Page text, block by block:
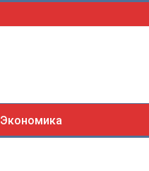
Экономика